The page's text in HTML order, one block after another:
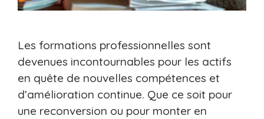
Les formations professionnelles sont
devenues incontournables pour les actifs
en quête de nouvelles compétences et
d’amélioration continue. Que ce soit pour
une reconversion ou pour monter en